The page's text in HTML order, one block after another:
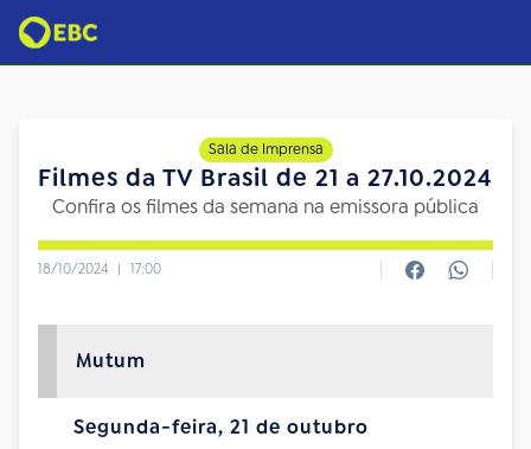
Sala de Imprensa
Filmes da TV Brasil de 21 a 27.10.2024
Confira os filmes da semana na emissora pública
18/10/2024 | 17:00
Mutum
Segunda-feira, 21 de outubro